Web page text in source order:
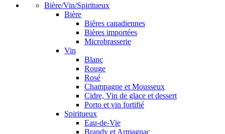
Bière/Vin/Spiritueux
Bière
Bières canadiennes
Bières importées
Microbrasserie
Vin
Blanc
Rouge
Rosé
Champagne et Mousseux
Cidre, Vin de glace et dessert
Porto et vin fortifié
Spiritueux
Eau-de-Vie
Brandy et Armagnac